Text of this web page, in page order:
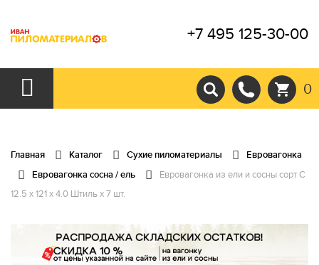
+7 495 125-30-00
0
Главная Каталог Сухие пиломатериалы
Евровагонка
Евровагонка сосна / ель
Евровагонка из ели и сосны сорт С
12.5 x 121 x 4.0 Штиль x 7 шт.